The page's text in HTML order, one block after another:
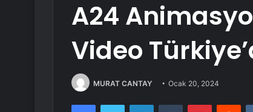
A24
Video
MURAT CANTAY Ocak 20, 2024
FacebookTwitter LinkedInTumblr Pinterest